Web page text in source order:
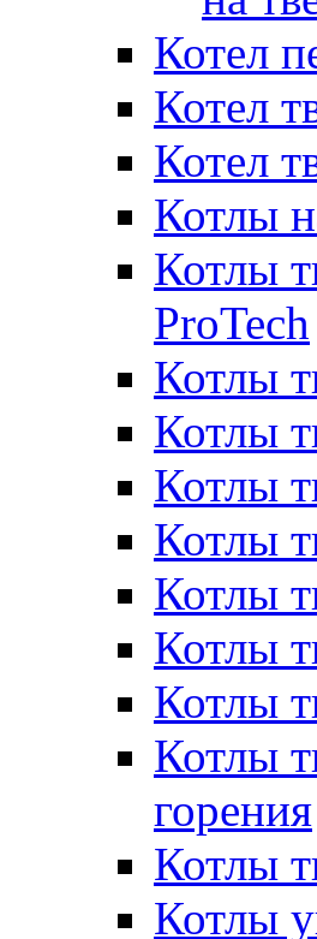
Котел
Котел
Котел
Котлы
Котлы
ProTech
Котлы
Котлы
Котлы
Котлы
Котлы
Котлы
Котлы
Котлы
горения
Котлы
Котлы